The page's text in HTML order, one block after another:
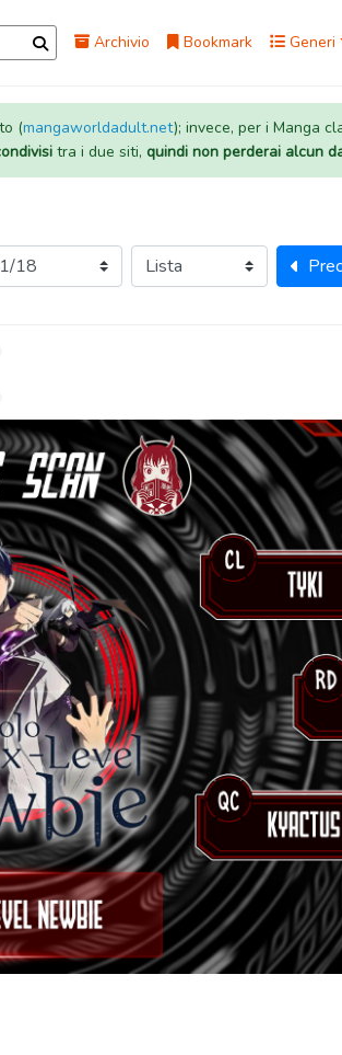
Archivio Bookmark Generi
(mangaworldadult.net); invece, per i Manga
tra i due siti, quindi non perderai alcun